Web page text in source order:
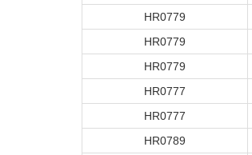
HR0779
HR0779
HR0779
HR0777
HR0777
HR0789